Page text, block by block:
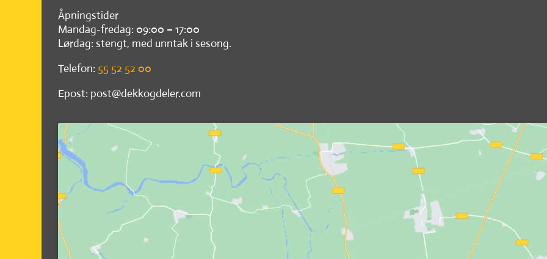
Åpningstider
Mandag-fredag: 09:00 – 17:00
Lørdag: stengt, med unntak i sesong.
Telefon: 55 52 52 00
Epost: post@dekkogdeler.com